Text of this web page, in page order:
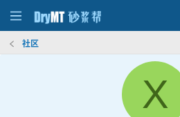
社区
X